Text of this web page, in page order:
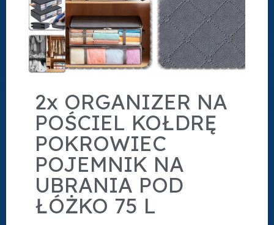
2x ORGANIZER NA
POŚCIEL KOŁDRĘ
POKROWIEC
POJEMNIK NA
UBRANIA POD
ŁÓŻKO 75 L